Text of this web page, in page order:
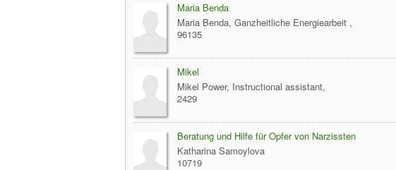
Maria Benda
Maria Benda, Ganzheitliche Energiearbeit ,
96135
Mikel
Mikel Power, Instructional assistant,
2429
Beratung und Hilfe für Opfer von Narzissten
Katharina Samoylova
10719